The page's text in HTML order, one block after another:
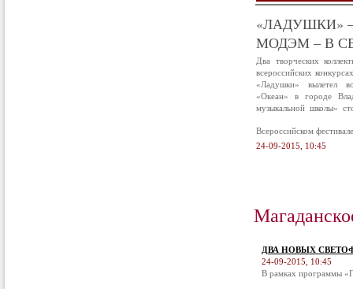
«ЛАДУШКИ»
МОДЭМ – В
Два творческих
всероссийских
«Ладушки» вылетел
«Океан» в городе
музыкальной школы»
Всероссийском
24-09-2015, 10:45
ДВА НОВЫХ
24-09-2015, 10:45
В рамках программы